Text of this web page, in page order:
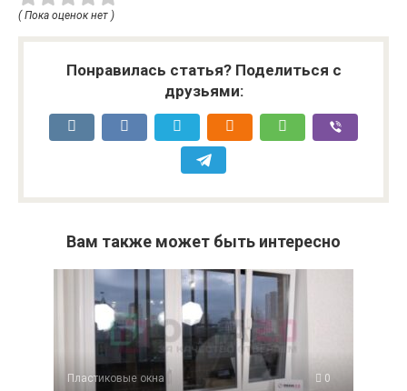
( Пока оценок нет )
Понравилась статья? Поделиться с
друзьями:
Вам также может быть интересно
Пластиковые окна 0